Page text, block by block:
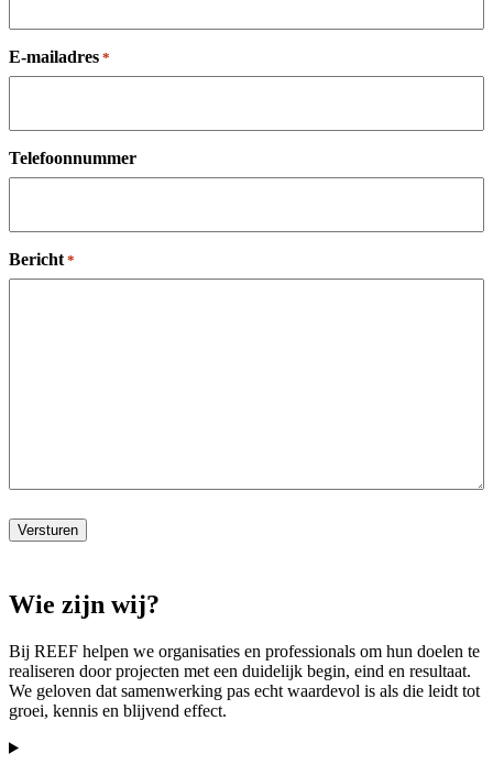
E-mailadres *
Telefoonnummer
Bericht *
Versturen
Wie zijn wij?
Bij REEF helpen we organisaties en professionals om hun doelen te
realiseren door projecten met een duidelijk begin, eind en resultaat.
We geloven dat samenwerking pas echt waardevol is als die leidt tot
groei, kennis en blijvend effect.